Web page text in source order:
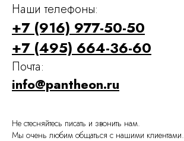
Наши телефоны:
+7 (916) 977-50-50
+7 (495) 664-36-60
Почта:
info@pantheon.ru
Не стесняйтесь писать и звонить нам.
Мы очень любим общаться с нашими клиентами.